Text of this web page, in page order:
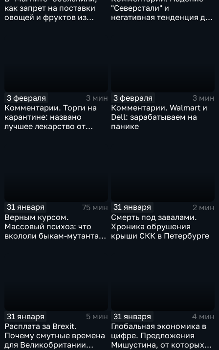
как запрет на поставки
овощей и фруктов из
"Северстали" и
негативная тенденция для
3 февраля
3 мин
Комментарии. Торги на
карантине: названо
лучшее лекарство от
3 февраля
3 мин
Комментарии. Walmart и
Dell: зарабатываем на
панике
31 января
75 мин
Верным курсом.
Массовый психоз: что
вкололи быкам-мутантам,
31 января
2 мин
Смерть под завалами.
Хроника обрушения
крыши СКК в Петербурге
31 января
5 мин
Расплата за Brexit.
Почему смутные времена
для Великобритании
31 января
4 мин
Глобальная экономика в
цифре. Предложения
Мишустина, от которых